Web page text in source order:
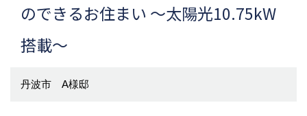
のできるお住まい ～太陽光10.75kW
搭載～
丹波市 A様邸